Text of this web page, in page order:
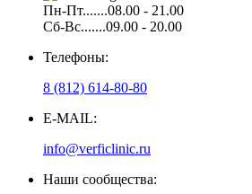
Пн-Пт.......08.00 - 21.00
Сб-Вс.......09.00 - 20.00
Телефоны:
8 (812) 614-80-80
E-MAIL:
info@verficlinic.ru
Наши сообщества: